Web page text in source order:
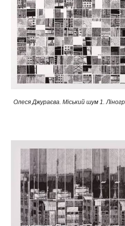
Олеся Джураєва. Міський шум 1.